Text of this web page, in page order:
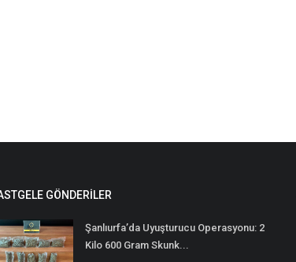
GÖNDERILER
Şanlıurfa’da Uyuşturucu Operasyonu: 2
Kilo 600 Gram Skunk...